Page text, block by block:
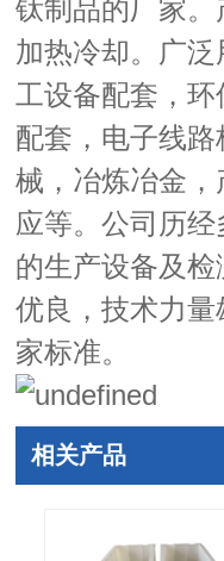
钛制品的厂家。
加热冷却。广
工设备配套，
配套，电子线
械，冶炼冶金
应等。公司历
的生产设备及
优良，技术力
家标准。
相关产品